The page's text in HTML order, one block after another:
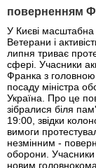
поверненням
У Києві масштабна
Ветерани і
липня триває
сфері. Учасники
Франка з
посаду міністра
Україна. Про це
зібралися біля
19:00, звідки
вимоги
незмінним -
оборони.
новим